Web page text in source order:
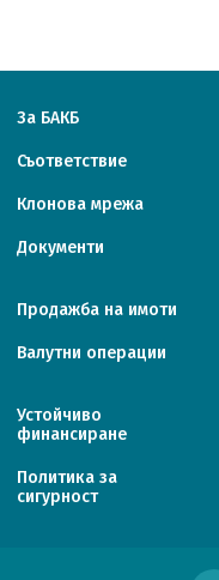
За БАКБ
Съответствие
Клонова мрежа
Документи
Продажба на имоти
Валутни операции
Устойчиво
финансиране
Политика за
сигурност